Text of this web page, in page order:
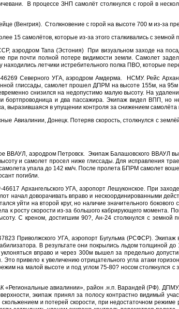
В процессе ЗНП самолёт столкнулся с горой в
(Венгрия). Столкновение с горой на высоте 700 м из-за
15 самолётов, которые из-за этого сталкивались с
аэродром Тапа (Эстония) При визуальном заходе на
при почти полной потере видимости земли. Самолет
летчики истребительного полка ПВО, которые
Северного УГА, аэродром Амдерма. НСМУ. Рейс
глиссады, самолет прошел ДПРМ на высоте 155м, на
снизился на недопустимо малую высоту. На
бортпроводница и два пассажира. Экипаж видел ВПП,
выразившаяся в упущении контроля за снижением самолёта
Авиалинии, Донецк. Потеряв скорость, столкнулся с
ВВАУЛ, аэродром Петровск. Экипаж Балашовского ВВАУЛ
и самолет просел ниже глиссады. Для исправления
упала до 142 км/ч. После пролета БПРМ самолет
погибли.
Архангельского УГА, аэропорт Лешуконское. При
начал доворачивать вправо и нескоординированными
уйти на второй круг, но наличие значительного
к росту скорости из-за большого кабрирующего момента.
С креном, достигшим 90?, Ан-24 столкнулся с
Приволжского УГА, аэропорт Бугульма (РСФСР).
В результате они покрылись льдом толщиной
вправо и через 300м вышел за предельно
привело к увеличению отрицательного угла атаки
на малой высоте и под углом 75-80? носом
«Региональные авиалинии», район .н.п. Варандей (РФ).
экипаж принял за полосу контрастно видимый
и потерей скорости, при недостаточном